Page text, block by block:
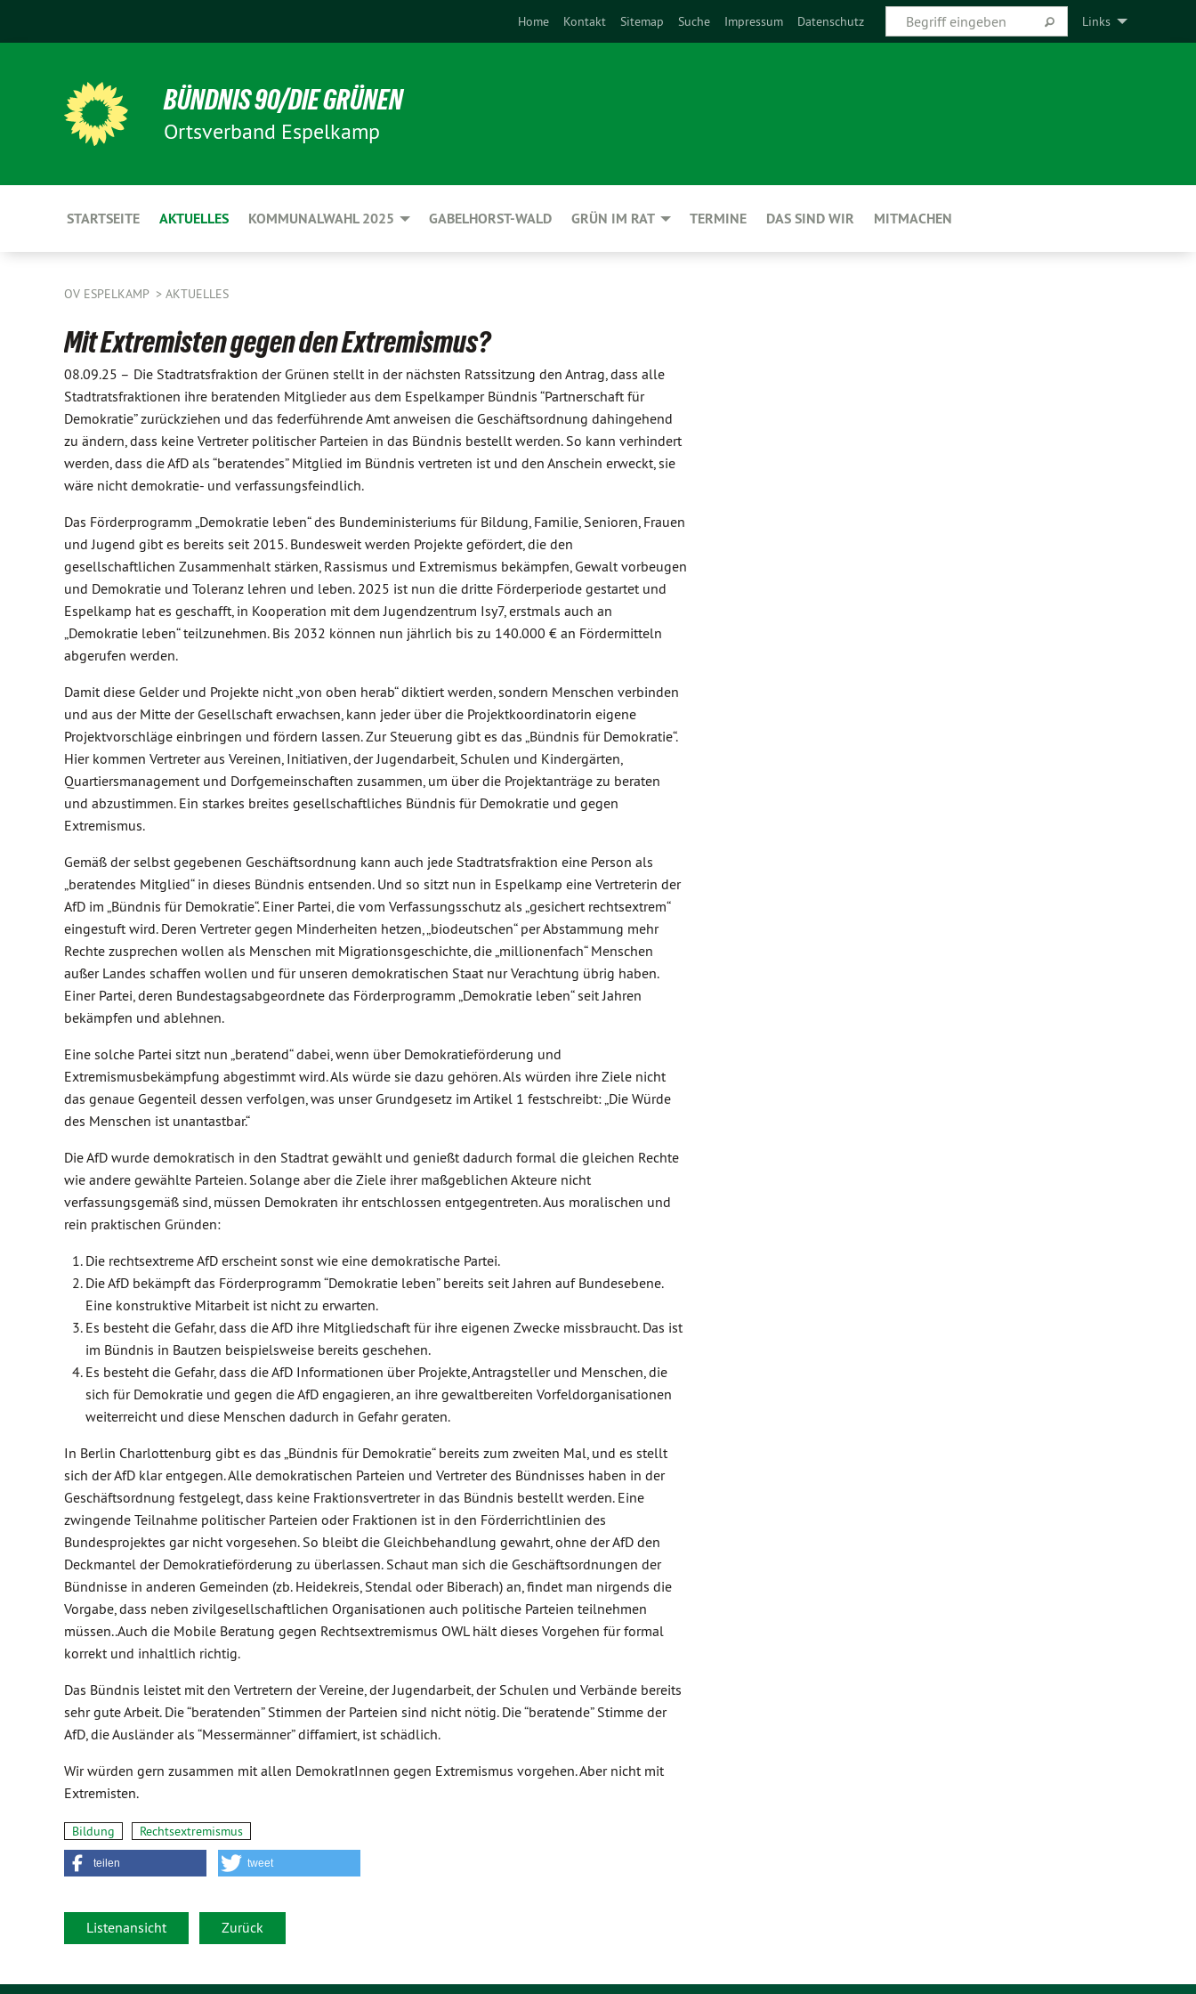
Links
Home Kontakt Sitemap Suche Impressum Datenschutz
BÜNDNIS 90/DIE GRÜNEN
Ortsverband Espelkamp
STARTSEITE AKTUELLES KOMMUNALWAHL 2025 GABELHORST-WALD GRÜN IM RAT TERMINE DAS SIND WIR MITMACHEN
OV ESPELKAMP AKTUELLES
Mit Extremisten gegen den Extremismus?
08.09.25 – Die Stadtratsfraktion der Grünen stellt in der nächsten Ratssitzung den Antrag, dass alle
Stadtratsfraktionen ihre beratenden Mitglieder aus dem Espelkamper Bündnis “Partnerschaft für
Demokratie” zurückziehen und das federführende Amt anweisen die Geschäftsordnung dahingehend
zu ändern, dass keine Vertreter politischer Parteien in das Bündnis bestellt werden. So kann verhindert
werden, dass die AfD als “beratendes” Mitglied im Bündnis vertreten ist und den Anschein erweckt, sie
wäre nicht demokratie- und verfassungsfeindlich.
Das Förderprogramm „Demokratie leben“ des Bundeministeriums für Bildung, Familie, Senioren, Frauen
und Jugend gibt es bereits seit 2015. Bundesweit werden Projekte gefördert, die den
gesellschaftlichen Zusammenhalt stärken, Rassismus und Extremismus bekämpfen, Gewalt vorbeugen
und Demokratie und Toleranz lehren und leben. 2025 ist nun die dritte Förderperiode gestartet und
Espelkamp hat es geschafft, in Kooperation mit dem Jugendzentrum Isy7, erstmals auch an
„Demokratie leben“ teilzunehmen. Bis 2032 können nun jährlich bis zu 140.000 € an Fördermitteln
abgerufen werden.
Damit diese Gelder und Projekte nicht „von oben herab“ diktiert werden, sondern Menschen verbinden
und aus der Mitte der Gesellschaft erwachsen, kann jeder über die Projektkoordinatorin eigene
Projektvorschläge einbringen und fördern lassen. Zur Steuerung gibt es das „Bündnis für Demokratie“.
Hier kommen Vertreter aus Vereinen, Initiativen, der Jugendarbeit, Schulen und Kindergärten,
Quartiersmanagement und Dorfgemeinschaften zusammen, um über die Projektanträge zu beraten
und abzustimmen. Ein starkes breites gesellschaftliches Bündnis für Demokratie und gegen
Extremismus.
Gemäß der selbst gegebenen Geschäftsordnung kann auch jede Stadtratsfraktion eine Person als
„beratendes Mitglied“ in dieses Bündnis entsenden. Und so sitzt nun in Espelkamp eine Vertreterin der
AfD im „Bündnis für Demokratie“. Einer Partei, die vom Verfassungsschutz als „gesichert rechtsextrem“
eingestuft wird. Deren Vertreter gegen Minderheiten hetzen, „biodeutschen“ per Abstammung mehr
Rechte zusprechen wollen als Menschen mit Migrationsgeschichte, die „millionenfach“ Menschen
außer Landes schaffen wollen und für unseren demokratischen Staat nur Verachtung übrig haben.
Einer Partei, deren Bundestagsabgeordnete das Förderprogramm „Demokratie leben“ seit Jahren
bekämpfen und ablehnen.
Eine solche Partei sitzt nun „beratend“ dabei, wenn über Demokratieförderung und
Extremismusbekämpfung abgestimmt wird. Als würde sie dazu gehören. Als würden ihre Ziele nicht
das genaue Gegenteil dessen verfolgen, was unser Grundgesetz im Artikel 1 festschreibt: „Die Würde
des Menschen ist unantastbar.“
Die AfD wurde demokratisch in den Stadtrat gewählt und genießt dadurch formal die gleichen Rechte
wie andere gewählte Parteien. Solange aber die Ziele ihrer maßgeblichen Akteure nicht
verfassungsgemäß sind, müssen Demokraten ihr entschlossen entgegentreten. Aus moralischen und
rein praktischen Gründen:
Die rechtsextreme AfD erscheint sonst wie eine demokratische Partei.
Die AfD bekämpft das Förderprogramm “Demokratie leben” bereits seit Jahren auf Bundesebene.
Eine konstruktive Mitarbeit ist nicht zu erwarten.
Es besteht die Gefahr, dass die AfD ihre Mitgliedschaft für ihre eigenen Zwecke missbraucht. Das ist
im Bündnis in Bautzen beispielsweise bereits geschehen.
Es besteht die Gefahr, dass die AfD Informationen über Projekte, Antragsteller und Menschen, die
sich für Demokratie und gegen die AfD engagieren, an ihre gewaltbereiten Vorfeldorganisationen
weiterreicht und diese Menschen dadurch in Gefahr geraten.
In Berlin Charlottenburg gibt es das „Bündnis für Demokratie“ bereits zum zweiten Mal, und es stellt
sich der AfD klar entgegen. Alle demokratischen Parteien und Vertreter des Bündnisses haben in der
Geschäftsordnung festgelegt, dass keine Fraktionsvertreter in das Bündnis bestellt werden. Eine
zwingende Teilnahme politischer Parteien oder Fraktionen ist in den Förderrichtlinien des
Bundesprojektes gar nicht vorgesehen. So bleibt die Gleichbehandlung gewahrt, ohne der AfD den
Deckmantel der Demokratieförderung zu überlassen. Schaut man sich die Geschäftsordnungen der
Bündnisse in anderen Gemeinden (zb. Heidekreis, Stendal oder Biberach) an, findet man nirgends die
Vorgabe, dass neben zivilgesellschaftlichen Organisationen auch politische Parteien teilnehmen
müssen..Auch die Mobile Beratung gegen Rechtsextremismus OWL hält dieses Vorgehen für formal
korrekt und inhaltlich richtig.
Das Bündnis leistet mit den Vertretern der Vereine, der Jugendarbeit, der Schulen und Verbände bereits
sehr gute Arbeit. Die “beratenden” Stimmen der Parteien sind nicht nötig. Die “beratende” Stimme der
AfD, die Ausländer als “Messermänner” diffamiert, ist schädlich.
Wir würden gern zusammen mit allen DemokratInnen gegen Extremismus vorgehen. Aber nicht mit
Extremisten.
Bildung Rechtsextremismus
teilen tweet
Listenansicht Zurück